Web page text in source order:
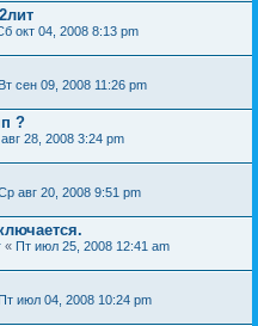
окт 04, 2008 8:13 pm
Вт сен 09, 2008 11:26 pm
?
28, 2008 3:24 pm
авг 20, 2008 9:51 pm
« Пт июл 25, 2008 12:41 am
июл 04, 2008 10:24 pm